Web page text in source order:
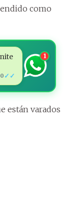
como
✓✓
1
están varados